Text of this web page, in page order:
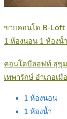
ขายคอนโด B-Loft
1 ห้องนอน 1 ห้องน้
คอนโดบีลอฟท์ สุขุ
เทพารักษ์ อำเภอเ
1 ห้องนอน
1 ห้องน้ำ